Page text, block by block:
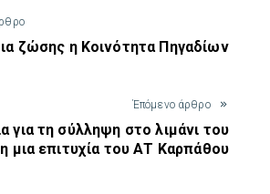
ζώσης η Κοινότητα Πηγαδίων
Έπόμενο άρθρο
για τη σύλληψη στο λιμάνι του
μια επιτυχία του ΑΤ Καρπάθου